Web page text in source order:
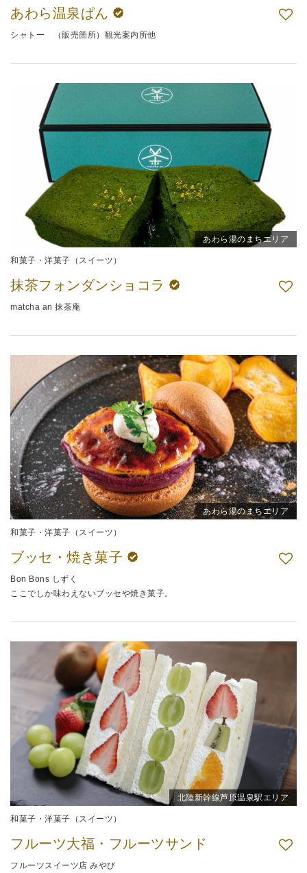
あわら温泉ぱん
シャトー （販売箇所）観光案内所他
あわら湯のまちエリア
和菓子・洋菓子（スイーツ）
抹茶フォンダンショコラ
matcha an 抹茶庵
あわら湯のまちエリア
和菓子・洋菓子（スイーツ）
ブッセ・焼き菓子
Bon Bons しずく
ここでしか味わえないブッセや焼き菓子。
北陸新幹線芦原温泉駅エリア
和菓子・洋菓子（スイーツ）
フルーツ大福・フルーツサンド
フルーツスイーツ店 みやび